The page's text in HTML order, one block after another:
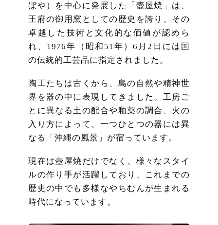
ぼや）を中心に発展した「壺屋焼」は、
王府の御用窯としての歴史を誇り、その
卓越した技術と文化的な価値が認めら
れ、1976年（昭和51年）6月2日には国
の伝統的工芸品に指定されました。
陶工たちは古くから、島の自然や精神世
界を器の中に表現してきました。工房ご
とに異なる土の配合や釉薬の調合、火の
入り方によって、一つひとつの器には異
なる「沖縄の風景」が宿っています。
現在は壺屋焼だけでなく、様々なスタイ
ルの作り手が活躍しており、これまでの
歴史の中でも多様なやちむんが生まれる
時代になっています。